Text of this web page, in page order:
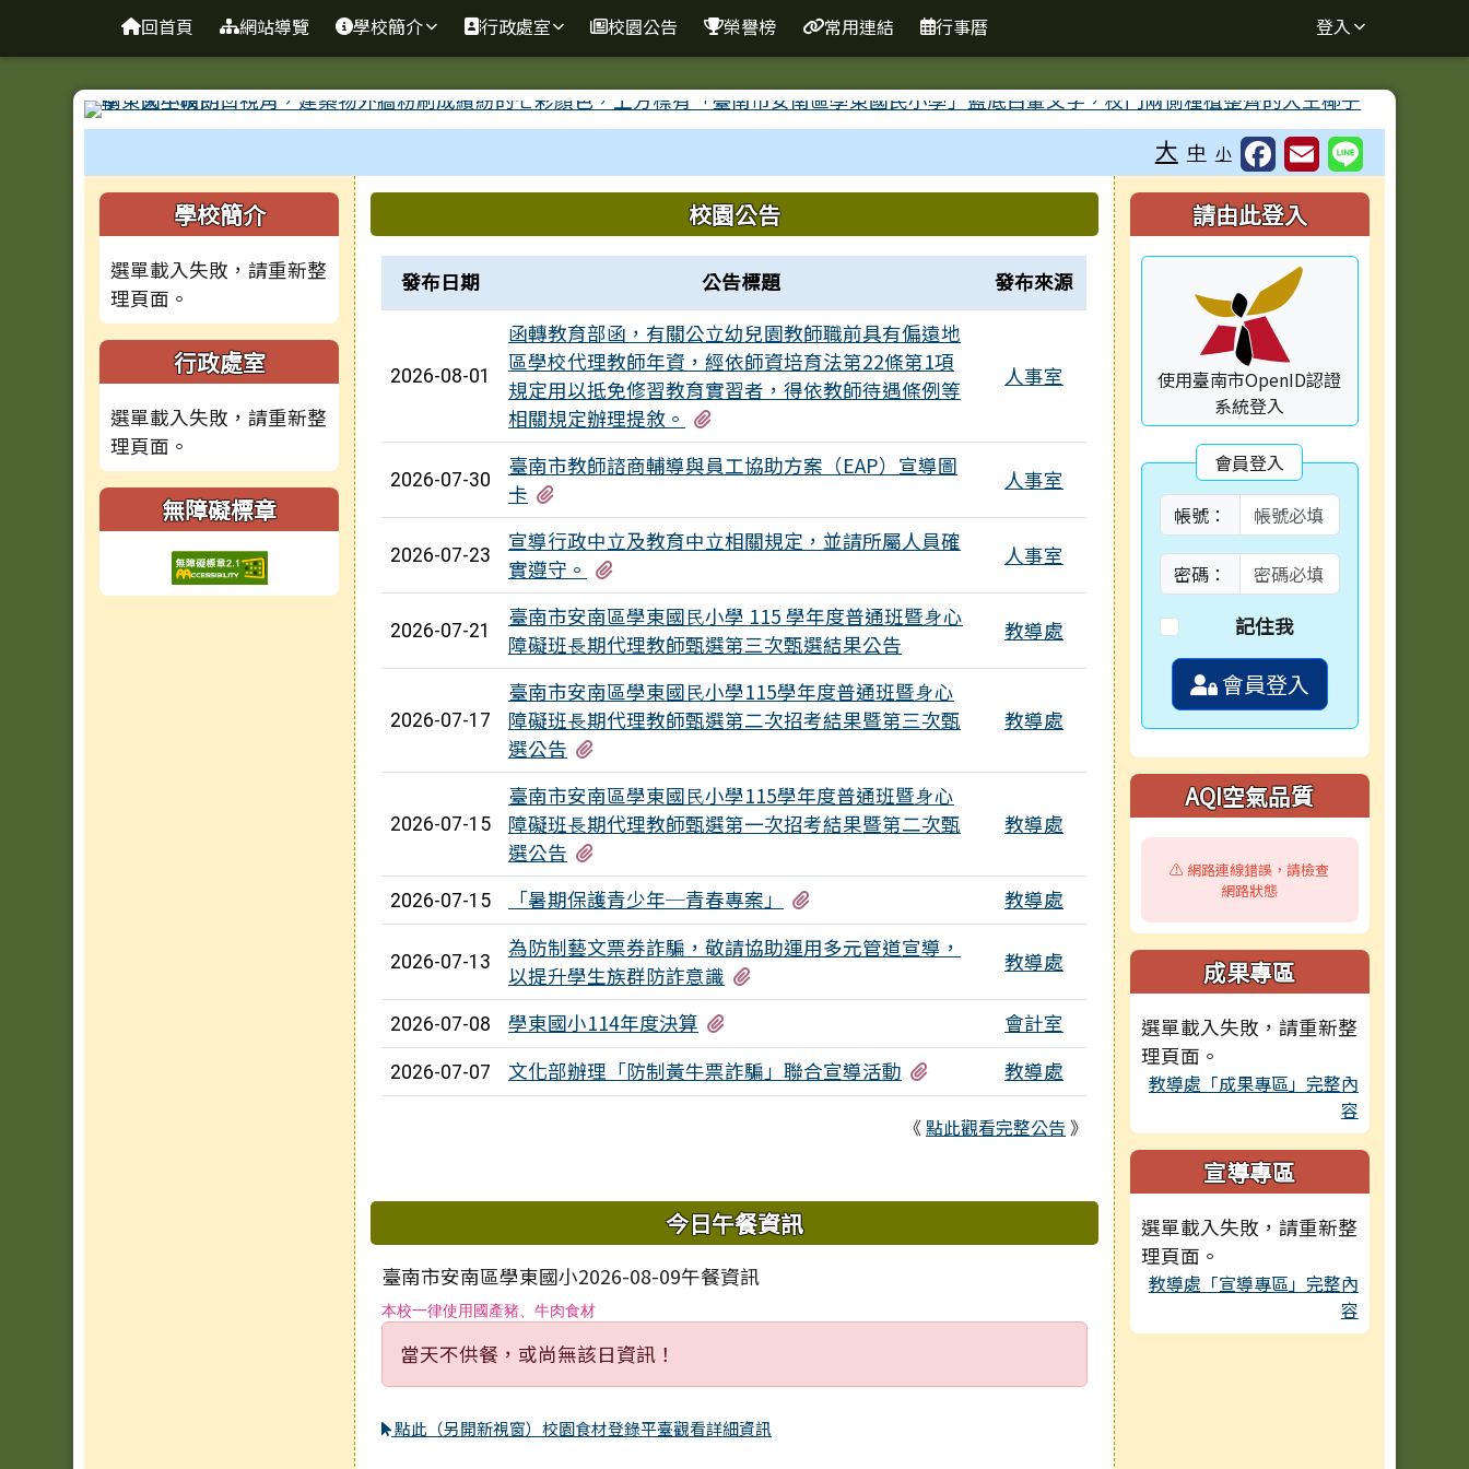
台南市學東國小全球資訊網
回首頁 網站導覽 學校簡介 行政處室 校園公告 榮譽榜 常用連結 行事曆 登入
大 中 小
左邊區域內容
學校簡介
選單載入失敗，請重新整
理頁面。
行政處室
選單載入失敗，請重新整
理頁面。
無障礙標章
上中區域內容 校園公告
新聞列表
發布日期 公告標題 發布來源
2026-08-01
函轉教育部函，有關公立幼兒園教師職前具有偏遠地
區學校代理教師年資，經依師資培育法第22條第1項
規定用以抵免修習教育實習者，得依教師待遇條例等
相關規定辦理提敘。
人事室
2026-07-30
臺南市教師諮商輔導與員工協助方案（EAP）宣導圖
卡
人事室
2026-07-23
宣導行政中立及教育中立相關規定，並請所屬人員確
實遵守。
人事室
2026-07-21
臺南市安南區學東國⺠⼩學 115 學年度普通班暨⾝⼼
障礙班⻑期代理教師甄選第三次甄選結果公告
教導處
2026-07-17
臺南市安南區學東國⺠⼩學115學年度普通班暨⾝⼼
障礙班⻑期代理教師甄選第二次招考結果暨第三次甄
選公告
教導處
2026-07-15
臺南市安南區學東國⺠⼩學115學年度普通班暨⾝⼼
障礙班⻑期代理教師甄選第一次招考結果暨第二次甄
選公告
教導處
2026-07-15 「暑期保護青少年─青春專案」 教導處
2026-07-13
為防制藝文票券詐騙，敬請協助運用多元管道宣導，
以提升學生族群防詐意識
教導處
2026-07-08 學東國小114年度決算 會計室
2026-07-07 文化部辦理「防制黃牛票詐騙」聯合宣導活動 有2個附檔教導處
《點此觀看完整公告 》
下中區域內容 今日午餐資訊
臺南市安南區學東國小2026-08-09午餐資訊
本校一律使用國產豬、牛肉食材
當天不供餐，或尚無該日資訊！
點此（另開新視窗）校園食材登錄平臺觀看詳細資訊
右邊區域內容
請由此登入
使用臺南市OpenID認證
系統登入
會員登入
帳號：
密碼：
記住我
會員登入
AQI空氣品質
⚠️ 網路連線錯誤，請檢查
網路狀態
成果專區
選單載入失敗，請重新整
理頁面。
教導處「成果專區」完整內
容
宣導專區
選單載入失敗，請重新整
理頁面。
教導處「宣導專區」完整內
容
頁尾區域